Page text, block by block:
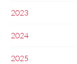
2023
2024
2025